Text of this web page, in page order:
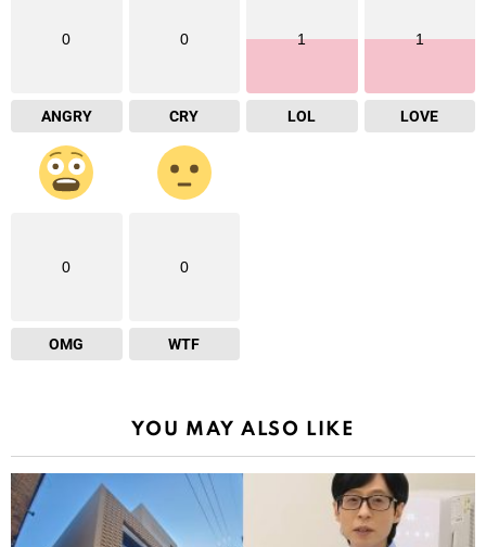
0
ANGRY
0
CRY
1
LOL
1
LOVE
0
OMG
0
WTF
YOU MAY ALSO LIKE